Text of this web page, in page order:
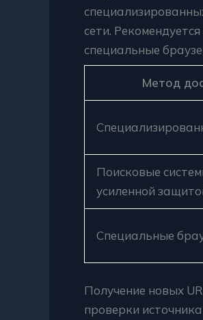
сети.
специальные
Метод
Поисковые
усиленной
Специальные
Получение новых
проверки